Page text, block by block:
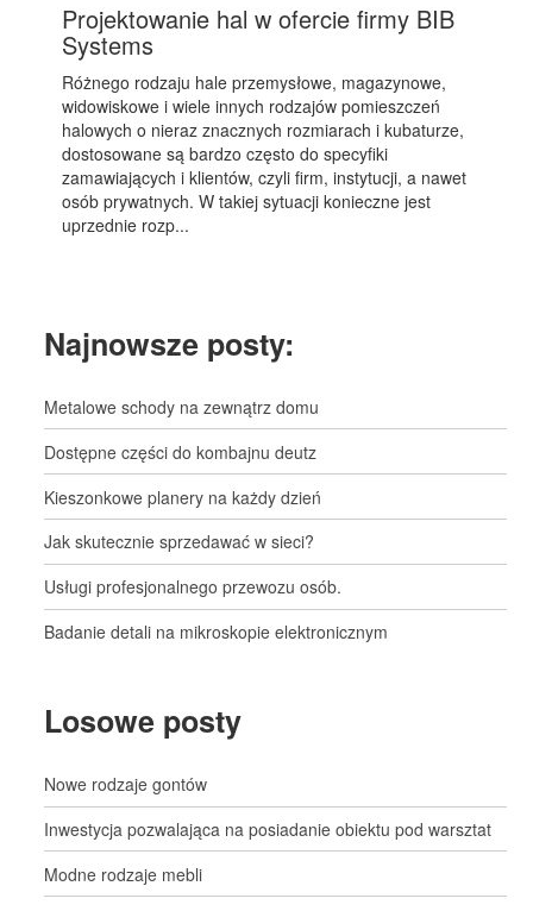
Projektowanie hal w ofercie firmy BIB
Systems
Różnego rodzaju hale przemysłowe, magazynowe,
widowiskowe i wiele innych rodzajów pomieszczeń
halowych o nieraz znacznych rozmiarach i kubaturze,
dostosowane są bardzo często do specyfiki
zamawiających i klientów, czyli firm, instytucji, a nawet
osób prywatnych. W takiej sytuacji konieczne jest
uprzednie rozp...
Najnowsze posty:
Metalowe schody na zewnątrz domu
Dostępne części do kombajnu deutz
Kieszonkowe planery na każdy dzień
Jak skutecznie sprzedawać w sieci?
Usługi profesjonalnego przewozu osób.
Badanie detali na mikroskopie elektronicznym
Losowe posty
Nowe rodzaje gontów
Inwestycja pozwalająca na posiadanie obiektu pod warsztat
Modne rodzaje mebli